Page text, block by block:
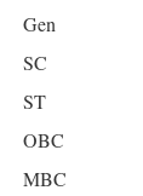
Gen
SC
ST
OBC
MBC